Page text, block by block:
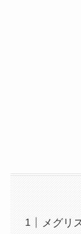
メグリ